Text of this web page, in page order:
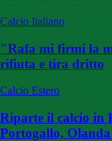
Calcio Italiano
"Rafa mi firmi la
rifiuta e tira dritto
Calcio Estero
Riparte il calcio in
Portogallo, Olanda